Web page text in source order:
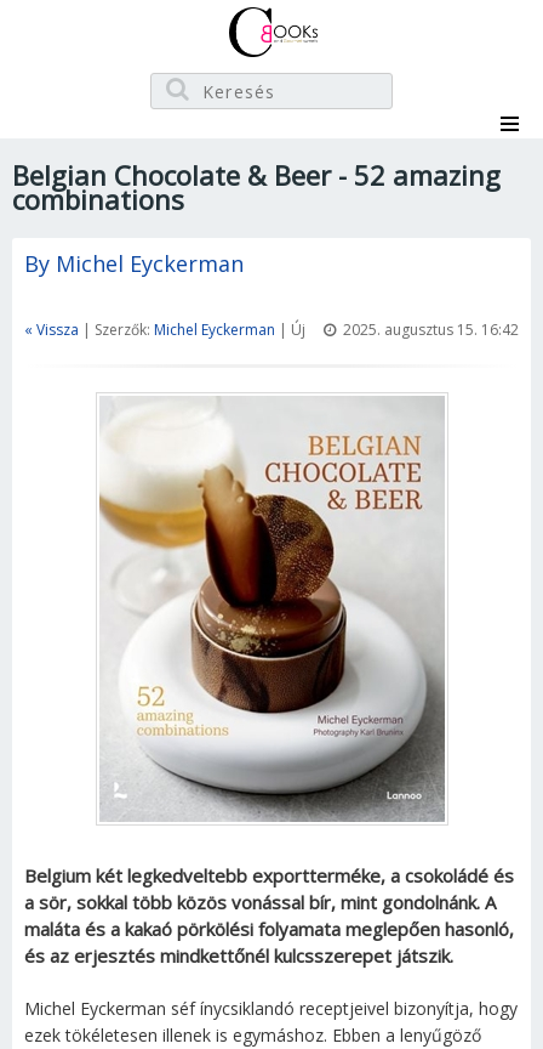
Belgian Chocolate & Beer - 52 amazing
combinations
By Michel Eyckerman
« Vissza | Szerzők: Michel Eyckerman | Új 2025. augusztus 15. 16:42
Belgium két legkedveltebb exportterméke, a csokoládé és
a sör, sokkal több közös vonással bír, mint gondolnánk. A
maláta és a kakaó pörkölési folyamata meglepően hasonló,
és az erjesztés mindkettőnél kulcsszerepet játszik.
Michel Eyckerman séf ínycsiklandó receptjeivel bizonyítja, hogy
ezek tökéletesen illenek is egymáshoz. Ebben a lenyűgöző